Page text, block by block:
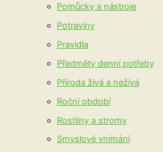
Pomůcky a nástroje
Potraviny
Pravidla
Předměty denní potřeby
Příroda živá a neživá
Roční období
Rostliny a stromy
Smyslové vnímání